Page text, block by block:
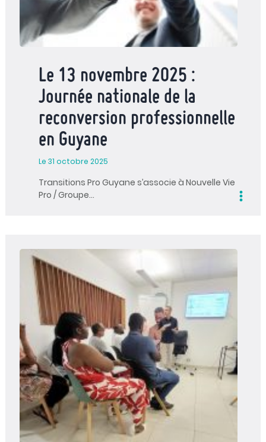
Le 13 novembre 2025 :
Journée nationale de la
reconversion professionnelle
en Guyane
Le 31 octobre 2025
Transitions Pro Guyane s’associe à Nouvelle Vie
Pro / Groupe…